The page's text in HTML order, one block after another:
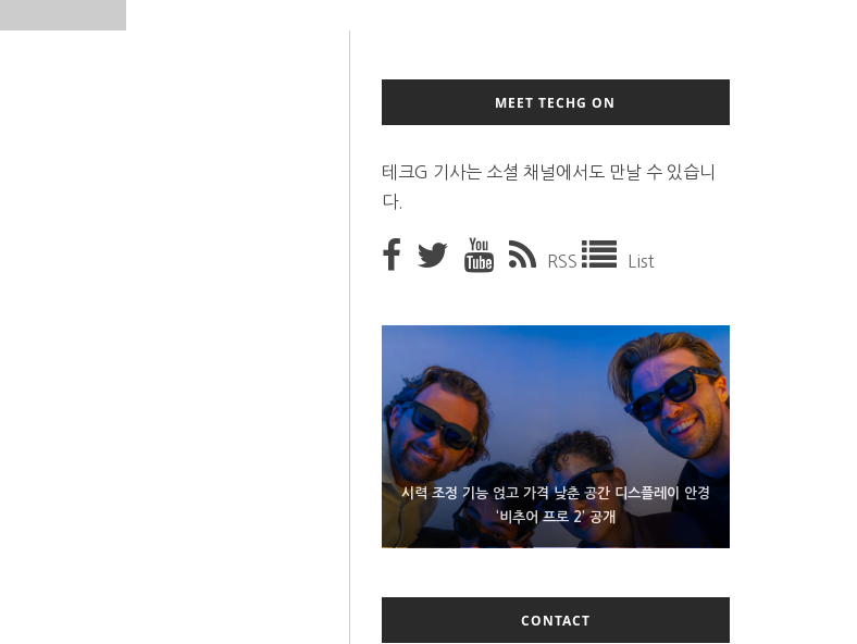
MEET TECHG ON
테크G 기사는 소셜 채널에서도 만날 수 있습니
다.
RSS List
시력 조정 기능 얹고 가격 낮춘 공간 디스플레이 안경
‘비추어 프로 2’ 공개
D램 부족에 10억달러어치 아이폰18 프로세서 패키징
대기 중
300~400달러 반지형 스피커 준비하는 오픈AI
CONTACT